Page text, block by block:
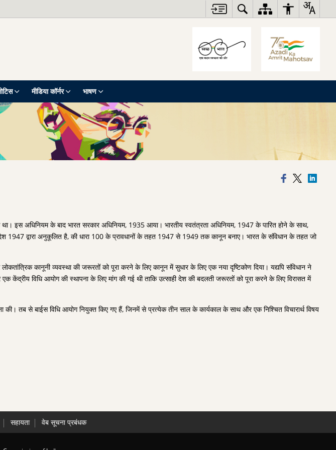
मीडिया कॉर्नर भाषण
था। इस अधिनियम के बाद भारत सरकार अधिनियम, 1935 आया। भारतीय स्वतंत्रता अधिनियम, 1947 के पारित होने के साथ,
1947 द्वारा अनुकूलित है, की धारा 100 के प्रावधानों के तहत 1947 से 1949 तक कानून बनाए। भारत के संविधान के तहत जो
कानूनी व्यवस्था की जरूरतों को पूरा करने के लिए कानून में सुधार के लिए एक नया दृष्टिकोण दिया। यद्यपि संविधान ने
केंद्रीय विधि आयोग की स्थापना के लिए मांग की गई थी ताकि उत्साही देश की बदलती जरूरतों को पूरा करने के लिए विरासत में
तब से बाईस विधि आयोग नियुक्त किए गए हैं, जिनमें से प्रत्येक तीन साल के कार्यकाल के साथ और एक निश्चित विचारार्थ विषय
सहायता वेब सूचना प्रबंधक